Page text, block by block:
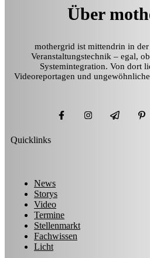
Über
mothergrid ist mittendrin in
Veranstaltungstechnik – egal,
Systemintegration. Von dort
Videoreportagen und
Quicklinks
News
Storys
Video
Termine
Stellenmarkt
Fachwissen
Licht